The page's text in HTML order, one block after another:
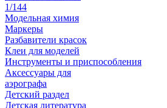
1/144
Модельная химия
Маркеры
Разбавители красок
Клеи для моделей
Инструменты и приспособления
Аксессуары для
аэрографа
Детский раздел
Детская литература